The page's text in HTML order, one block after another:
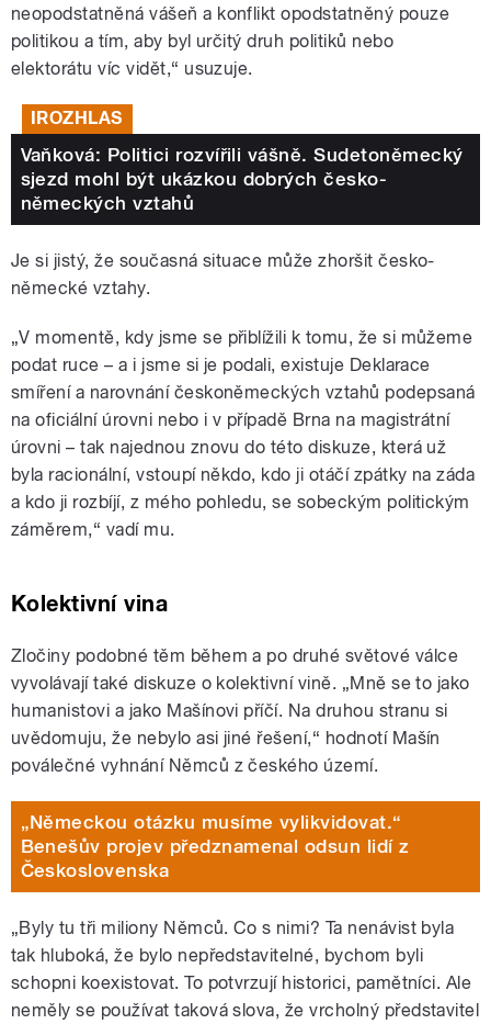
neopodstatněná vášeň a konflikt opodstatněný pouze
politikou a tím, aby byl určitý druh politiků nebo
elektorátu víc vidět,“ usuzuje.
IROZHLAS
Vaňková: Politici rozvířili vášně. Sudetoněmecký
sjezd mohl být ukázkou dobrých česko-
německých vztahů
Je si jistý, že současná situace může zhoršit česko-
německé vztahy.
„V momentě, kdy jsme se přiblížili k tomu, že si můžeme
podat ruce – a i jsme si je podali, existuje Deklarace
smíření a narovnání českoněmeckých vztahů podepsaná
na oficiální úrovni nebo i v případě Brna na magistrátní
úrovni – tak najednou znovu do této diskuze, která už
byla racionální, vstoupí někdo, kdo ji otáčí zpátky na záda
a kdo ji rozbíjí, z mého pohledu, se sobeckým politickým
záměrem,“ vadí mu.
Kolektivní vina
Zločiny podobné těm během a po druhé světové válce
vyvolávají také diskuze o kolektivní vině. „Mně se to jako
humanistovi a jako Mašínovi příčí. Na druhou stranu si
uvědomuju, že nebylo asi jiné řešení,“ hodnotí Mašín
poválečné vyhnání Němců z českého území.
„Německou otázku musíme vylikvidovat.“
Benešův projev předznamenal odsun lidí z
Československa
„Byly tu tři miliony Němců. Co s nimi? Ta nenávist byla
tak hluboká, že bylo nepředstavitelné, bychom byli
schopni koexistovat. To potvrzují historici, pamětníci. Ale
neměly se používat taková slova, že vrcholný představitel